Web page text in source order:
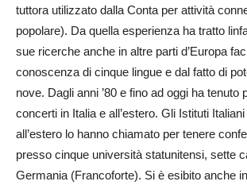
tuttora utilizzato dalla Conta per attività
popolare). Da quella esperienza ha tratto
sue ricerche anche in altre parti d’Europa
conoscenza di cinque lingue e dal fatto di
nove. Dagli anni ’80 e fino ad oggi ha tenuto
concerti in Italia e all’estero. Gli Istituti
all’estero lo hanno chiamato per tenere
presso cinque università statunitensi, sette
Germania (Francoforte). Si è esibito anche